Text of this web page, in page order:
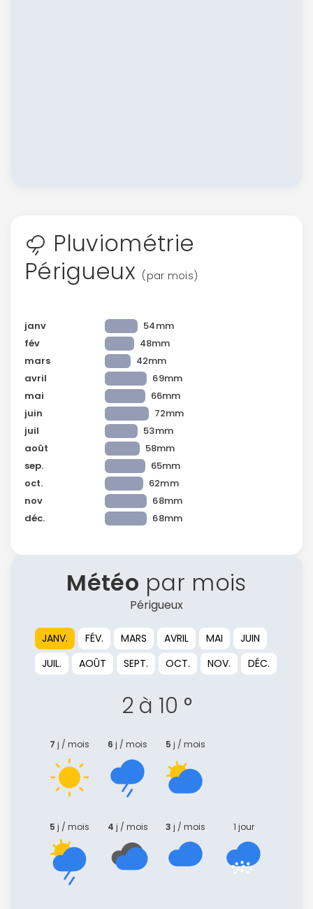
Pluviométrie
Périgueux (par mois)
janv
54mm
fév
48mm
mars
42mm
avril
69mm
mai
66mm
juin
72mm
juil
53mm
août
58mm
sep.
65mm
oct.
62mm
nov
68mm
déc.
68mm
Météo par mois
Périgueux
JANV. FÉV. MARS AVRIL MAI
JUIN
JUIL.
AOÛT SEPT. OCT. NOV. DÉC.
2 à 10 °
7 j / mois 6 j / mois 5 j / mois
5 j / mois 4 j / mois 3 j / mois 1 jour